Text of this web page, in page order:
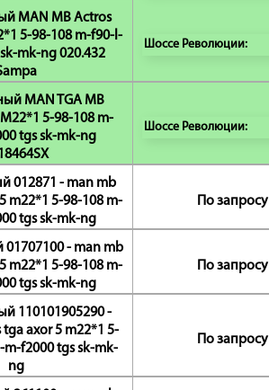
MAN MB Actros
5-98-108 m-f90-l-
mk-ng 020.432
Шоссе Революции:
MAN TGA MB
5-98-108 m-
tgs sk-mk-ng
Шоссе Революции:
012871 - man mb
m22*1 5-98-108 m-
tgs sk-mk-ng
По запросу
01707100 - man mb
m22*1 5-98-108 m-
tgs sk-mk-ng
По запросу
110101905290 -
axor 5 m22*1 5-
m-f2000 tgs sk-mk-
ng
По запросу